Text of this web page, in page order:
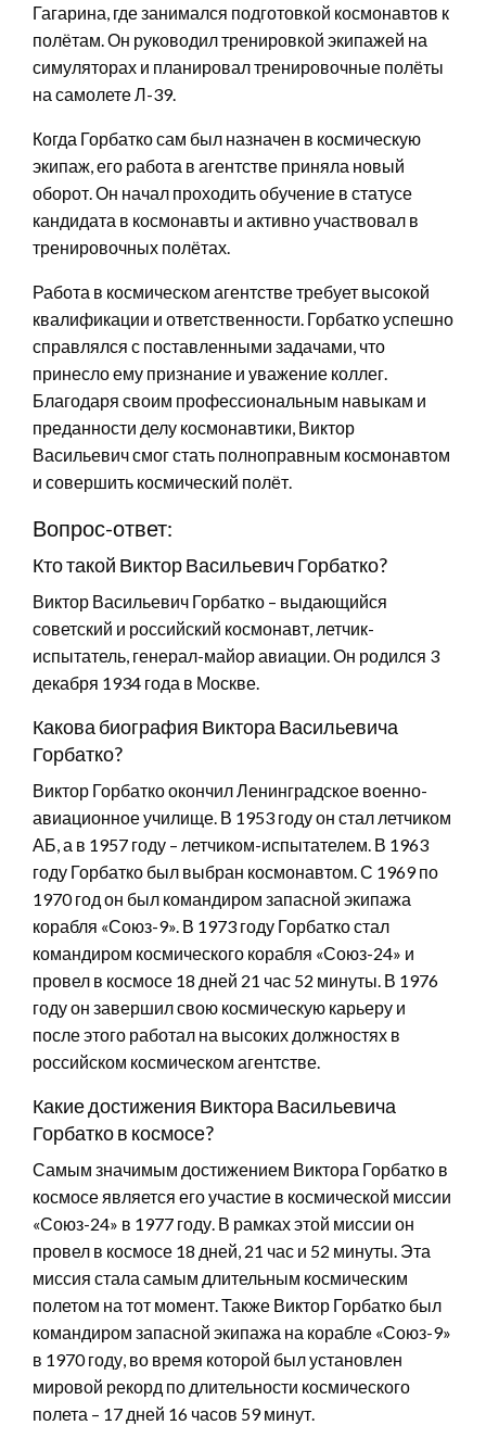
Гагарина, где занимался подготовкой космонавтов к
полётам. Он руководил тренировкой экипажей на
симуляторах и планировал тренировочные полёты
на самолете Л-39.
Когда Горбатко сам был назначен в космическую
экипаж, его работа в агентстве приняла новый
оборот. Он начал проходить обучение в статусе
кандидата в космонавты и активно участвовал в
тренировочных полётах.
Работа в космическом агентстве требует высокой
квалификации и ответственности. Горбатко успешно
справлялся с поставленными задачами, что
принесло ему признание и уважение коллег.
Благодаря своим профессиональным навыкам и
преданности делу космонавтики, Виктор
Васильевич смог стать полноправным космонавтом
и совершить космический полёт.
Вопрос-ответ:
Кто такой Виктор Васильевич Горбатко?
Виктор Васильевич Горбатко – выдающийся
советский и российский космонавт, летчик-
испытатель, генерал-майор авиации. Он родился 3
декабря 1934 года в Москве.
Какова биография Виктора Васильевича
Горбатко?
Виктор Горбатко окончил Ленинградское военно-
авиационное училище. В 1953 году он стал летчиком
АБ, а в 1957 году – летчиком-испытателем. В 1963
году Горбатко был выбран космонавтом. С 1969 по
1970 год он был командиром запасной экипажа
корабля «Союз-9». В 1973 году Горбатко стал
командиром космического корабля «Союз-24» и
провел в космосе 18 дней 21 час 52 минуты. В 1976
году он завершил свою космическую карьеру и
после этого работал на высоких должностях в
российском космическом агентстве.
Какие достижения Виктора Васильевича
Горбатко в космосе?
Самым значимым достижением Виктора Горбатко в
космосе является его участие в космической миссии
«Союз-24» в 1977 году. В рамках этой миссии он
провел в космосе 18 дней, 21 час и 52 минуты. Эта
миссия стала самым длительным космическим
полетом на тот момент. Также Виктор Горбатко был
командиром запасной экипажа на корабле «Союз-9»
в 1970 году, во время которой был установлен
мировой рекорд по длительности космического
полета – 17 дней 16 часов 59 минут.